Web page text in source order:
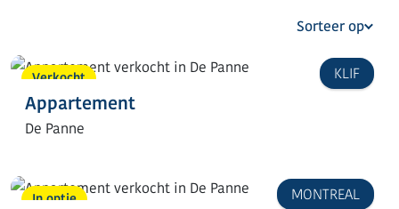
Sorteer op
Verkocht
Appartement
KLIF
De Panne
In optie MONTREAL